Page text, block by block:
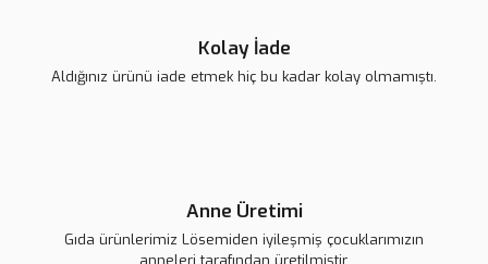
Kolay İade
Aldığınız ürünü iade etmek hiç bu kadar kolay olmamıştı.
Anne Üretimi
Gıda ürünlerimiz Lösemiden iyileşmiş çocuklarımızın
anneleri tarafından üretilmiştir.